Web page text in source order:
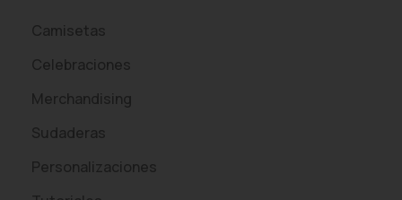
Camisetas
Celebraciones
Merchandising
Sudaderas
Personalizaciones